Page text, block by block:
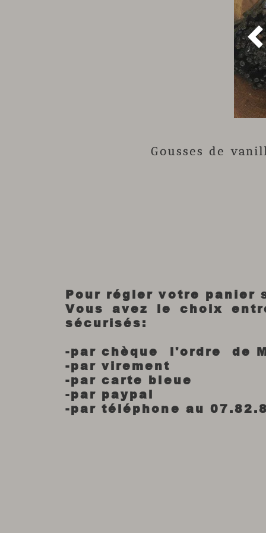
Gousses de
Pour régler votre panier
Vous avez le choix
sécurisés:
-par chèque l'ordre de
-par virement
-par carte bleue
-par paypal
-par téléphone au